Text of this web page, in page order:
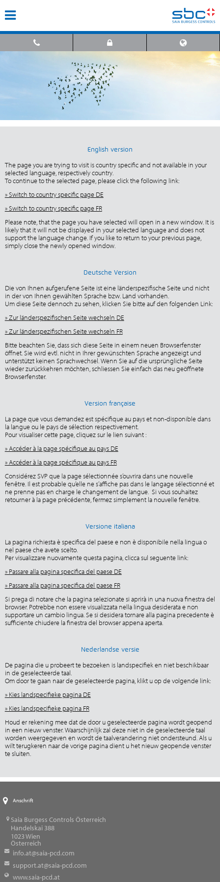
English version
The page you are trying to visit is country specific and not available in your
selected language, respectively country.
To continue to the selected page, please click the following link:
» Switch to country specific page DE
» Switch to country specific page FR
Please note, that the page you have selected will open in a new window. It is
likely that it will not be displayed in your selected language and does not
support the language change. If you like to return to your previous page,
simply close the newly opened window.
Deutsche Version
Die von Ihnen aufgerufene Seite ist eine länderspezifische Seite und nicht
in der von Ihnen gewählten Sprache bzw. Land vorhanden.
Um diese Seite dennoch zu sehen, klicken Sie bitte auf den folgenden Link:
» Zur länderspezifischen Seite wechseln DE
» Zur länderspezifischen Seite wechseln FR
Bitte beachten Sie, dass sich diese Seite in einem neuen Browserfenster
öffnet. Sie wird evtl. nicht in Ihrer gewünschten Sprache angezeigt und
unterstützt keinen Sprachwechsel. Wenn Sie auf die ursprüngliche Seite
wieder zurückkehren möchten, schliessen Sie einfach das neu geöffnete
Browserfenster.
Version française
La page que vous demandez est spécifique au pays et non-disponible dans
la langue ou le pays de sélection respectivement.
Pour visualiser cette page, cliquez sur le lien suivant :
» Accéder à la page spécifique au pays DE
» Accéder à la page spécifique au pays FR
Considérez SVP que la page sélectionnée s’ouvrira dans une nouvelle
fenêtre. Il est probable qu’elle ne s’affiche pas dans le langage sélectionné et
ne prenne pas en charge le changement de langue. Si vous souhaitez
retourner à la page précédente, fermez simplement la nouvelle fenêtre.
Versione italiana
La pagina richiesta è specifica del paese e non è disponibile nella lingua o
nel paese che avete scelto.
Per visualizzare nuovamente questa pagina, clicca sul seguente link:
» Passare alla pagina specifica del paese DE
» Passare alla pagina specifica del paese FR
Si prega di notare che la pagina selezionate si aprirà in una nuova finestra del
browser. Potrebbe non essere visualizzata nella lingua desiderata e non
supportare un cambio lingua. Se si desidera tornare alla pagina precedente è
sufficiente chiudere la finestra del browser appena aperta.
Nederlandse versie
De pagina die u probeert te bezoeken is landspecifiek en niet beschikbaar
in de geselecteerde taal.
Om door te gaan naar de geselecteerde pagina, klikt u op de volgende link:
» Kies landspecifieke pagina DE
» Kies landspecifieke pagina FR
Houd er rekening mee dat de door u geselecteerde pagina wordt geopend
in een nieuw venster. Waarschijnlijk zal deze niet in de geselecteerde taal
worden weergegeven en wordt de taalverandering niet ondersteund. Als u
wilt terugkeren naar de vorige pagina dient u het nieuw geopende venster
te sluiten.
Anschrift
Saia Burgess Controls Österreich
Handelskai 388
1023Wien
Österreich
info.at@saia-pcd.com
support.at@saia-pcd.com
www.saia-pcd.at